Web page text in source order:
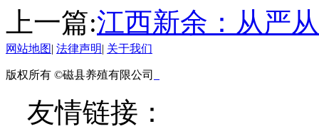
上一篇:江西新余：从严
网站地图| 法律声明| 关于我们
版权所有 ©磁县养殖有限公司
友情链接：